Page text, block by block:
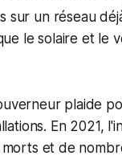
un réseau
le solaire et le
plaide
En 2021,
et de